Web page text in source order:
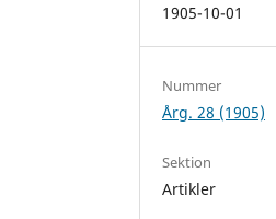
1905-10-01
Nummer
Årg. 28 (1905)
Sektion
Artikler